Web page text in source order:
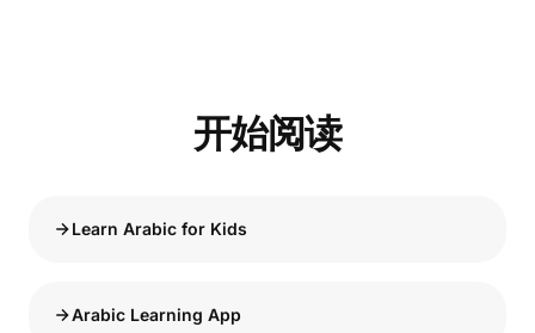
开始阅读
Learn Arabic for Kids
Arabic Learning App